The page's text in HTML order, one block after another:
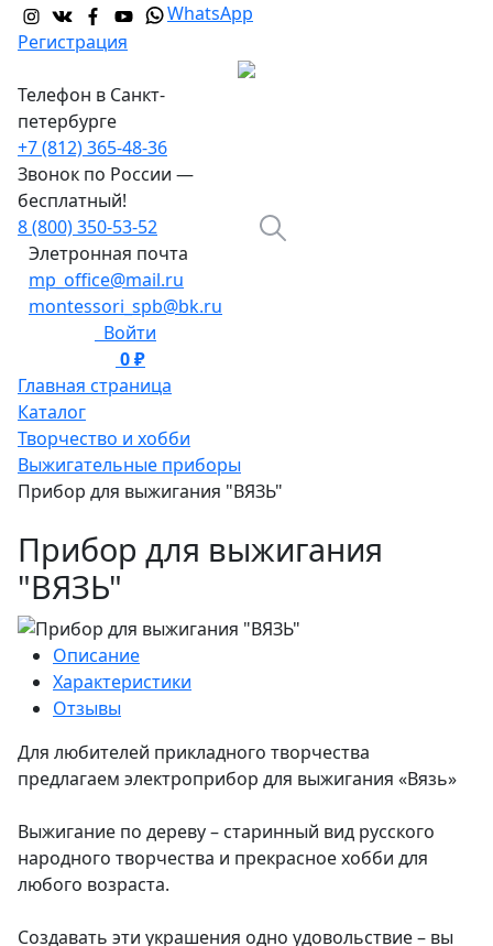
WhatsApp
Регистрация
Телефон в Санкт-
петербурге
+7 (812) 365-48-36
Звонок по России —
бесплатный!
8 (800) 350-53-52
Элетронная почта
mp_office@mail.ru
montessori_spb@bk.ru
Войти
0 ₽
Главная страница
Каталог
Творчество и хобби
Выжигательные приборы
Прибор для выжигания "ВЯЗЬ"
Прибор для выжигания
"ВЯЗЬ"
Описание
Характеристики
Отзывы
Для любителей прикладного творчества
предлагаем электроприбор для выжигания «Вязь»
Выжигание по дереву – старинный вид русского
народного творчества и прекрасное хобби для
любого возраста.
Создавать эти украшения одно удовольствие – вы